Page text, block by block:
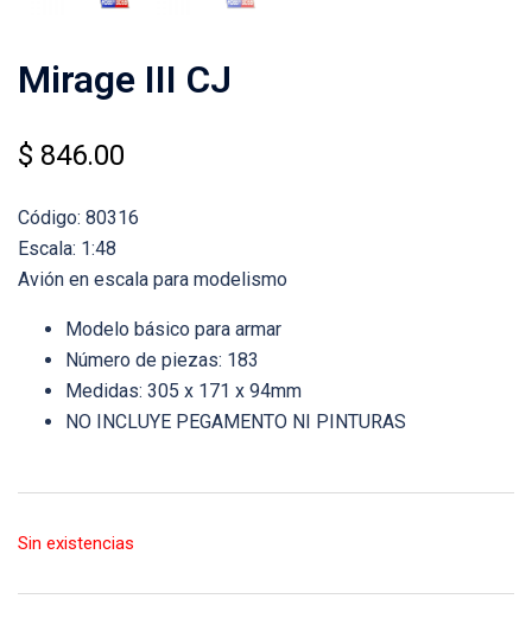
Mirage III CJ
$ 846.00
Código: 80316
Escala: 1:48
Avión en escala para modelismo
Modelo básico para armar
Número de piezas: 183
Medidas: 305 x 171 x 94mm
NO INCLUYE PEGAMENTO NI PINTURAS
Sin existencias